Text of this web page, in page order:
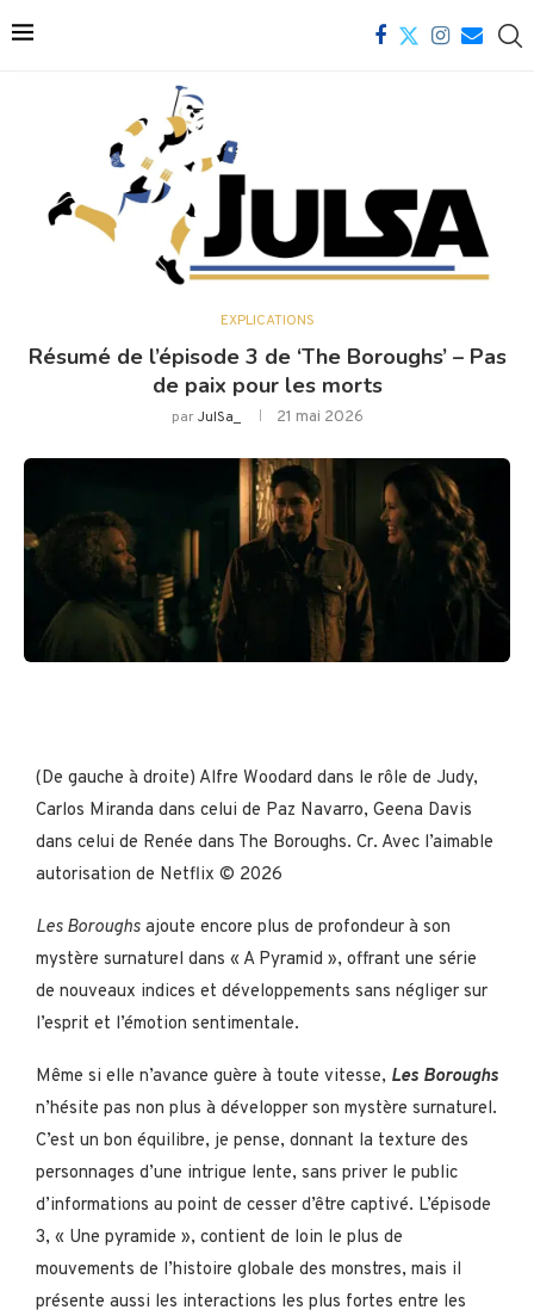
EXPLICATIONS
Résumé de l’épisode 3 de ‘The Boroughs’ – Pas
de paix pour les morts
parJulSa_ 21 mai 2026
(De gauche à droite) Alfre Woodard dans le rôle de Judy,
Carlos Miranda dans celui de Paz Navarro, Geena Davis
dans celui de Renée dans The Boroughs. Cr. Avec l’aimable
autorisation de Netflix © 2026
Les Boroughs ajoute encore plus de profondeur à son
mystère surnaturel dans « A Pyramid », offrant une série
de nouveaux indices et développements sans négliger sur
l’esprit et l’émotion sentimentale.
Même si elle n’avance guère à toute vitesse, Les Boroughs
n’hésite pas non plus à développer son mystère surnaturel.
C’est un bon équilibre, je pense, donnant la texture des
personnages d’une intrigue lente, sans priver le public
d’informations au point de cesser d’être captivé. L’épisode
3, « Une pyramide », contient de loin le plus de
mouvements de l’histoire globale des monstres, mais il
présente aussi les interactions les plus fortes entre les